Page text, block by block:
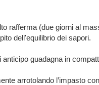
rafferma (due giorni al
dell'equilibrio dei sapori.
guadagna in
arrotolando l’impasto